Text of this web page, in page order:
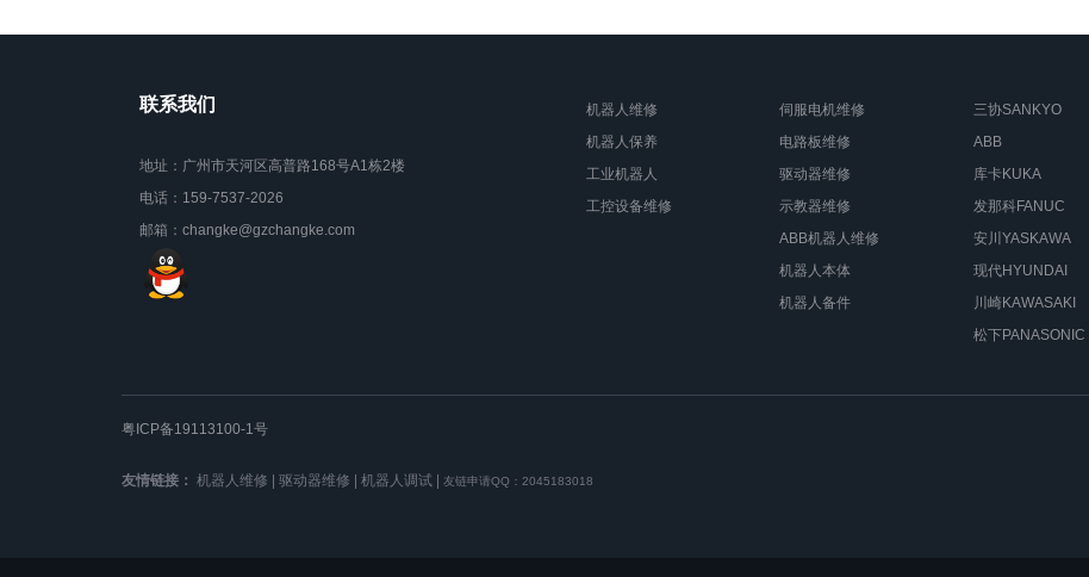
联系我们
地址：广州市天河区高普路168号A1栋2楼
电话：159-7537-2026
邮箱：changke@gzchangke.com
机器人维修
机器人保养
工业机器人
工控设备维修
伺服电机维修
电路板维修
驱动器维修
示教器维修
ABB机器人维修
机器人本体
机器人备件
三协SANKYO
ABB
库卡KUKA
发那科FANUC
安川YASKAWA
现代HYUNDAI
川崎KAWASAKI
松下PANASONIC
粤ICP备19113100-1号
友情链接： 机器人维修 驱动器维修 机器人调试 友链申请QQ：2045183018